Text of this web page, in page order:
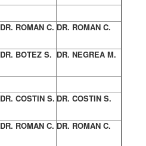
DR. ROMAN C. DR. ROMAN C.
DR. BOTEZ S. DR. NEGREA M.
DR. COSTIN S. DR. COSTIN S.
DR. ROMAN C. DR. ROMAN C.